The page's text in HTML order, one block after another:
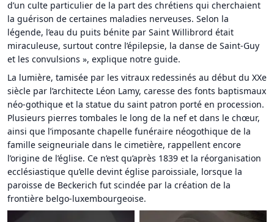
d’un culte particulier de la part des chrétiens qui cherchaient
la guérison de certaines maladies nerveuses. Selon la
légende, l’eau du puits bénite par Saint Willibrord était
miraculeuse, surtout contre l’épilepsie, la danse de Saint-Guy
et les convulsions », explique notre guide.
La lumière, tamisée par les vitraux redessinés au début du XXe
siècle par l’architecte Léon Lamy, caresse des fonts baptismaux
néo-gothique et la statue du saint patron porté en procession.
Plusieurs pierres tombales le long de la nef et dans le chœur,
ainsi que l’imposante chapelle funéraire néogothique de la
famille seigneuriale dans le cimetière, rappellent encore
l’origine de l’église. Ce n’est qu’après 1839 et la réorganisation
ecclésiastique qu’elle devint église paroissiale, lorsque la
paroisse de Beckerich fut scindée par la création de la
frontière belgo-luxembourgeoise.